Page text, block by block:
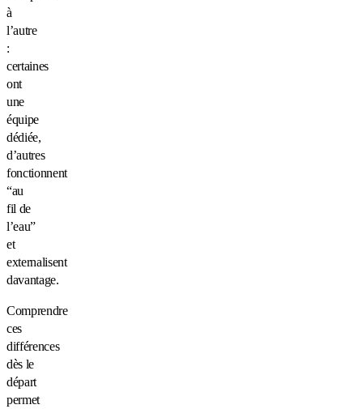
à
l’autre
:
certaines
ont
une
équipe
dédiée,
d’autres
fonctionnent
“au
fil de
l’eau”
et
externalisent
davantage.
Comprendre
ces
différences
dès le
départ
permet